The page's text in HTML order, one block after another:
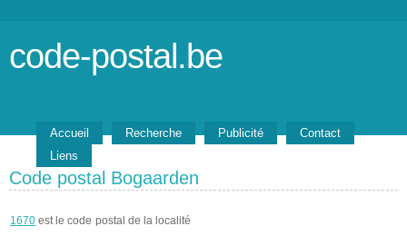
code-postal.be
Accueil Recherche Publicité
Contact
Liens
Code postal Bogaarden
1670 est le code postal de la localité